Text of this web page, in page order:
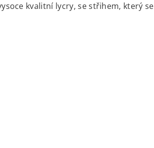
kvalitní lycry, se střihem, který se